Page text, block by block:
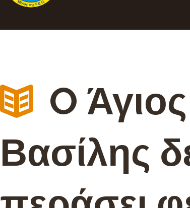
O Άγιος
Βασίλης